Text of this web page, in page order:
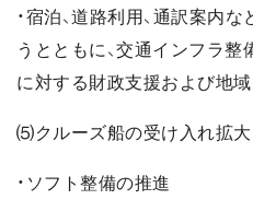
・宿泊、道路利用、通訳案内
うとともに、交通インフラ整
に対する財政支援および地
⑸クルーズ船の受け入れ拡大
・ソフト整備の推進